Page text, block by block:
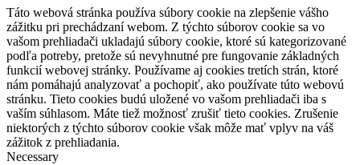
Táto webová stránka používa súbory cookie na zlepšenie vášho
zážitku pri prechádzaní webom. Z týchto súborov cookie sa vo
vašom prehliadači ukladajú súbory cookie, ktoré sú kategorizované
podľa potreby, pretože sú nevyhnutné pre fungovanie základných
funkcií webovej stránky. Používame aj cookies tretích strán, ktoré
nám pomáhajú analyzovať a pochopiť, ako používate túto webovú
stránku. Tieto cookies budú uložené vo vašom prehliadači iba s
vaším súhlasom. Máte tiež možnosť zrušiť tieto cookies. Zrušenie
niektorých z týchto súborov cookie však môže mať vplyv na váš
zážitok z prehliadania.
Necessary